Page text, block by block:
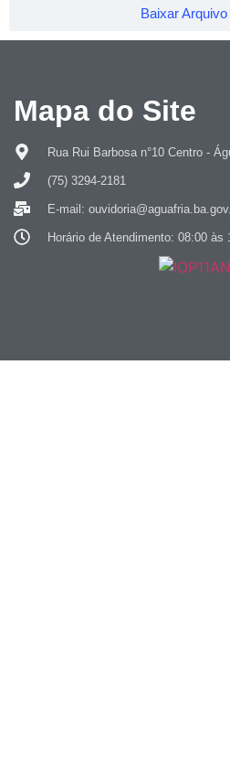
Baixar Arquivo
Mapa do Site
Rua Rui Barbosa n°10 Centro -
(75) 3294-2181
E-mail:
Horário de Atendimento: 08:00 às